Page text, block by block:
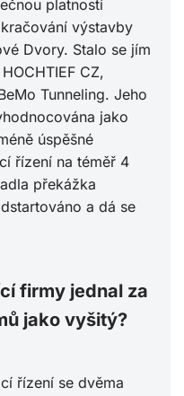
platností
výstavby
Dvory. Stalo se jím
CZ,
Tunneling. Jeho
jako
úspěšné
řízení na téměř 4
překážka
a dá se
firmy jednal za
jako vyšitý?
řízení se dvěma